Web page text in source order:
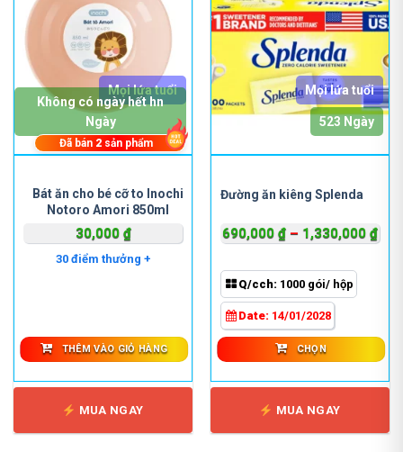
Bát ăn cho bé cỡ to Inochi
Notoro Amori 850ml
30,000 ₫
30 điểm thưởng +
Mọi lứa tuổi
Không có ngày hết hn
Ngày
Đã bán 2 sản phẩm
THÊM VÀO GIỎ HÀNG
MUA NGAY
Đường ăn kiêng Splenda
690,000 ₫ – 1,330,000 ₫
Q/cch: 1000 gói/ hộp
Date: 14/01/2028
Mọi lứa tuổi
523 Ngày
CHỌN
phẩm
có
nhiều
biến
thể.
Các
tùy
chọn
có
thể
chọn
trên
MUA NGAY